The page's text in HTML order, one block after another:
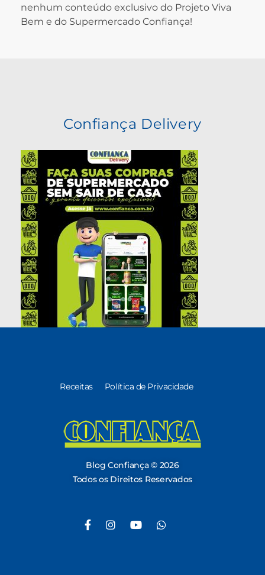
nenhum conteúdo exclusivo do Projeto Viva
Bem e do Supermercado Confiança!
Confiança Delivery
Receitas Política de Privacidade
Blog Confiança © 2026
Todos os Direitos Reservados